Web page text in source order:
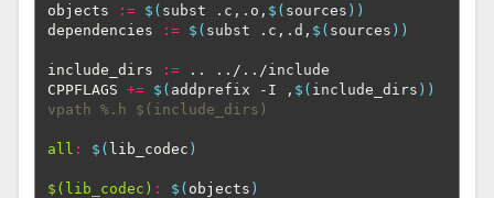
objects
:= $( subst .c,.o, $( sources ))
dependencies
:= $( subst .c,.d, $( sources ))
include_dirs :=
CPPFLAGS
+= $( addprefix -I , $( include_dirs ))
vpath %.h $(include_dirs)
all : $( lib_codec )
$(lib_codec) : $( objects )